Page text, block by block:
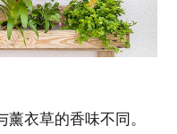
衣草的香味不同。